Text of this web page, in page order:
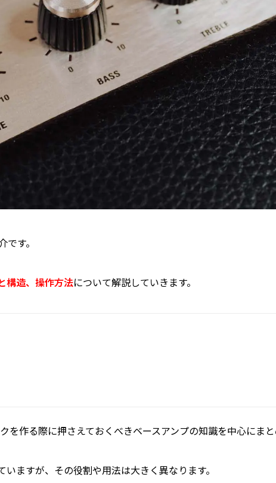
す。
構造、操作方法について解説していきます。
を作る際に押さえておくべきベースアンプの知識を中心にまと
いますが、その役割や用法は大きく異なります。